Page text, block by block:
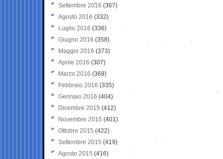
Settembre 2016 (367)
Agosto 2016 (332)
Luglio 2016 (336)
Giugno 2016 (358)
Maggio 2016 (373)
Aprile 2016 (307)
Marzo 2016 (369)
Febbraio 2016 (335)
Gennaio 2016 (404)
Dicembre 2015 (412)
Novembre 2015 (401)
Ottobre 2015 (422)
Settembre 2015 (419)
Agosto 2015 (416)